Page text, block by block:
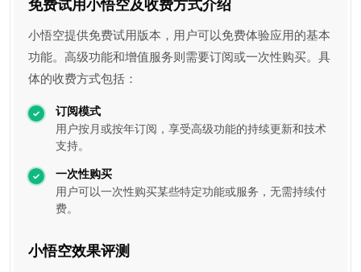
免费试用小悟空及收费方式介绍
小悟空提供免费试用版本，用户可以免费体验应用的基本
功能。高级功能和增值服务则需要订阅或一次性购买。具
体的收费方式包括：
订阅模式
用户按月或按年订阅，享受高级功能的持续更新和技术
支持。
一次性购买
用户可以一次性购买某些特定功能或服务，无需持续付
费。
小悟空效果评测